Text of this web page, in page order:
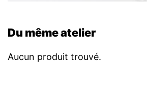
Du même atelier
Aucun produit trouvé.